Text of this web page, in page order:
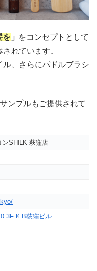
を 」
をコンセプトとして
れています。
、さらにパドルブラシ
ンプルもご提供されて
ンSHILK 萩窪店
3F K-B荻窪ビル